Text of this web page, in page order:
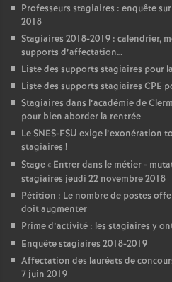
Professeurs stagiaires : enquête
2018
Stagiaires 2018-2019 : calendrier,
supports d’affectation…
Liste des supports stagiaires pour
Liste des supports stagiaires CPE
Stagiaires dans l’académie de
pour bien aborder la rentrée
Le SNES-FSU exige l’exonération
stagiaires !
Stage « Entrer dans le métier -
stagiaires jeudi 22 novembre 2018
Pétition : Le nombre de postes
doit augmenter
Prime d’activité : les stagiaires y
Enquête stagiaires 2018-2019
Affectation des lauréats de
7 juin 2019